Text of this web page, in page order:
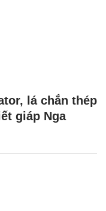
lá chắn thép
giáp Nga